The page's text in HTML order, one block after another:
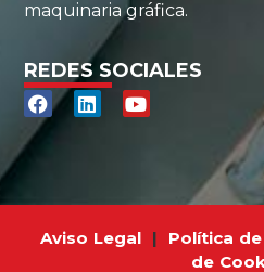
maquinaria gráfica.
REDES SOCIALES
Aviso Legal | Política
de